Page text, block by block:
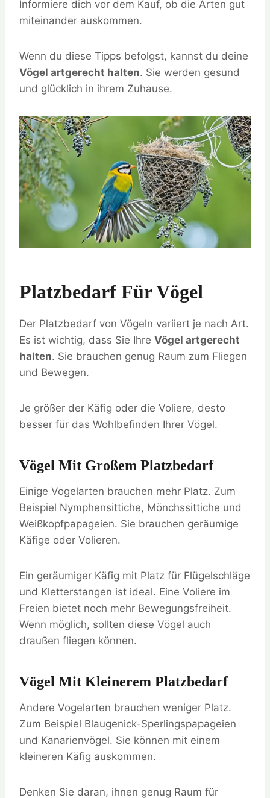
Informiere dich vor dem Kauf, ob die Arten gut
miteinander auskommen.
Wenn du diese Tipps befolgst, kannst du deine
Vögel artgerecht halten. Sie werden gesund
und glücklich in ihrem Zuhause.
Platzbedarf Für Vögel
Der Platzbedarf von Vögeln variiert je nach Art.
Es ist wichtig, dass Sie Ihre Vögel artgerecht
halten. Sie brauchen genug Raum zum Fliegen
und Bewegen.
Je größer der Käfig oder die Voliere, desto
besser für das Wohlbefinden Ihrer Vögel.
Vögel Mit Großem Platzbedarf
Einige Vogelarten brauchen mehr Platz. Zum
Beispiel Nymphensittiche, Mönchssittiche und
Weißkopfpapageien. Sie brauchen geräumige
Käfige oder Volieren.
Ein geräumiger Käfig mit Platz für Flügelschläge
und Kletterstangen ist ideal. Eine Voliere im
Freien bietet noch mehr Bewegungsfreiheit.
Wenn möglich, sollten diese Vögel auch
draußen fliegen können.
Vögel Mit Kleinerem Platzbedarf
Andere Vogelarten brauchen weniger Platz.
Zum Beispiel Blaugenick-Sperlingspapageien
und Kanarienvögel. Sie können mit einem
kleineren Käfig auskommen.
Denken Sie daran, ihnen genug Raum für